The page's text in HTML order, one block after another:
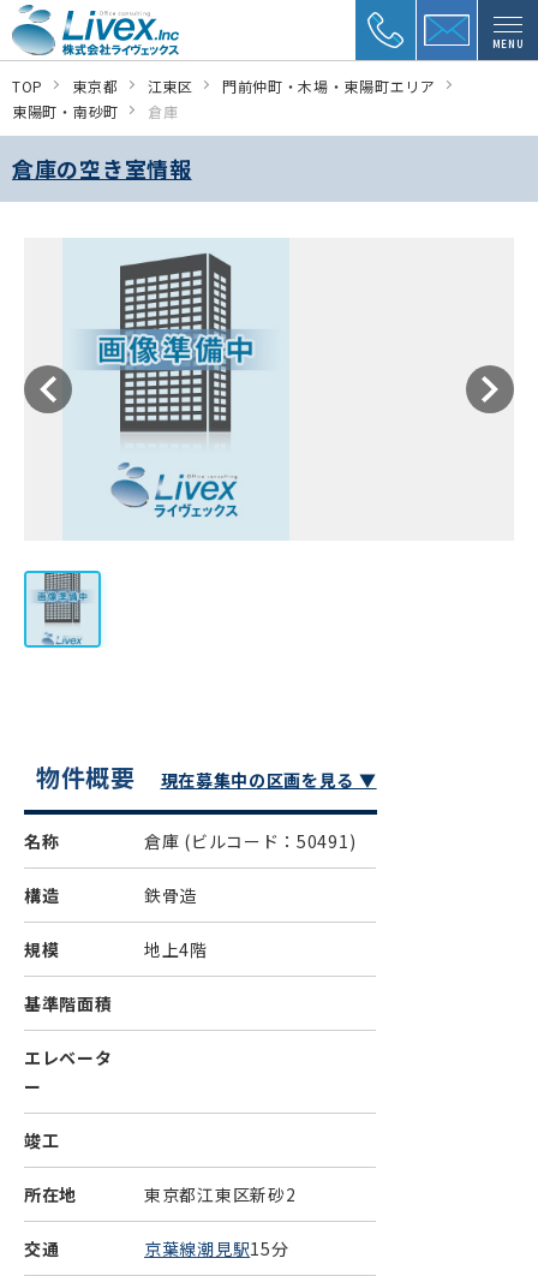
MENU
TOP 東京都 江東区
門前仲町・木場・東陽町エリア
東陽町・南砂町
倉庫
倉庫の空き室情報
物件概要 現在募集中の区画を見る ▼
名称 倉庫 (ビルコード：50491)
構造 鉄骨造
規模 地上4階
基準階面積
エレベータ
ー
竣工
所在地 東京都江東区新砂2
交通 京葉線潮見駅15分